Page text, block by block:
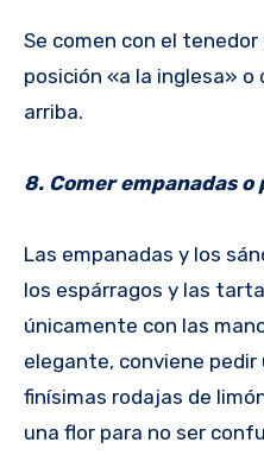
Se comen con el
posición «a la inglesa» o
arriba.
8. Comer empanadas
Las empanadas y los
los espárragos y las
únicamente con las
elegante, conviene pedir
finísimas rodajas de
una flor para no ser